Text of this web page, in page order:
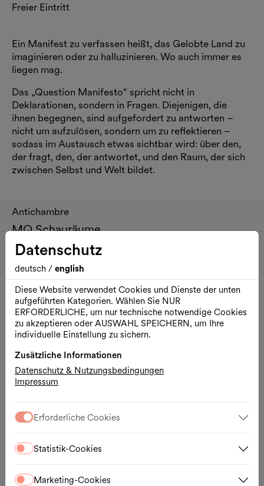
Freier Eintritt
Ein Manifest zu verfassen heißt, das Gelobte Land zu
imaginieren oder zu halluzinieren. Wo auch immer es
liegen mag.
Das „Question Manifesto“ spricht nicht in
Deklarationen, sondern in Fragen. Diejenigen, die
ihnen begegnen, sind aufgefordert zu antworten –
nicht um aufzulösen, sondern um zu reflektieren –
sodass im Austausch etwas sichtbar wird: über den,
der fragt, den, der antwortet, und den Raum, der sich
zwischen Selbst und Welt bildet.
Antichambre
MQ Schauräume
Öffnungszeiten
Kontakt
1070 Wien
Datenschutz
deutsch / english
Diese Website verwendet Cookies und Dienste der unten
aufgeführten Kategorien. Wählen Sie NUR
ERFORDERLICHE, um nur technische notwendige Cookies
zu akzeptieren oder AUSWAHL SPEICHERN, um Ihre
individuelle Einstellung zu sichern.
Zusätzliche Informationen
Datenschutz & Nutzungsbedingungen
Impressum
Erforderliche Cookies
Statistik-Cookies
Marketing-Cookies